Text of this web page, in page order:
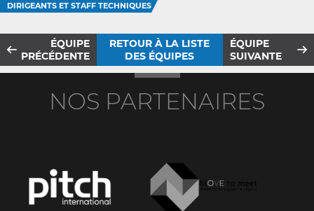
DIRIGEANTS ET STAFF TECHNIQUES
ÉQUIPE
PRÉCÉDENTE
RETOUR À LA LISTE
DES ÉQUIPES
ÉQUIPE
SUIVANTE
NOS PARTENAIRES